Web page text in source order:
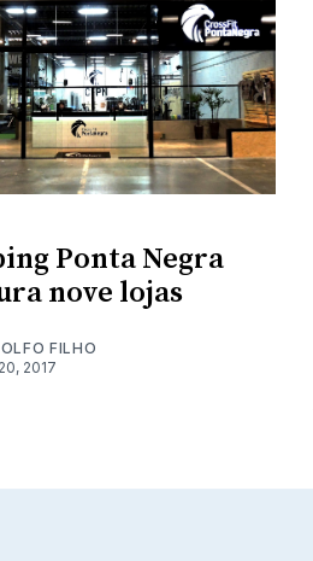
Ponta Negra
nove lojas
FILHO
2017